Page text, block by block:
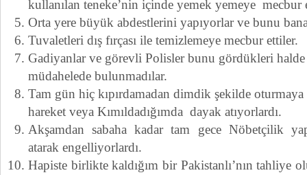
kullanılan teneke’nin içinde yemek yemeye mecbur
Orta yere büyük abdestlerini yapıyorlar ve bunu
Tuvaletleri dış fırçası ile temizlemeye mecbur ettiler.
Gadiyanlar ve görevli Polisler bunu gördükleri
müdahelede bulunmadılar.
Tam gün hiç kıpırdamadan dimdik şekilde
hareket veya Kımıldadığımda dayak atıyorlardı.
Akşamdan sabaha kadar tam gece Nöbetçilik
atarak engelliyorlardı.
Hapiste birlikte kaldığım bir Pakistanlı’nın tahliye